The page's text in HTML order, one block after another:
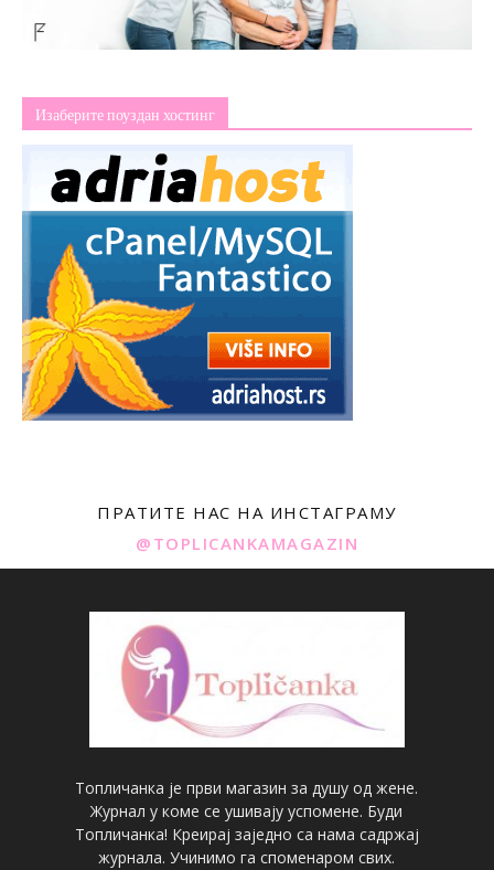
Изаберите поуздан хостинг
ПРАТИТЕ НАС НА ИНСТАГРАМУ
@TOPLICANKAMAGAZIN
Топличанка је први магазин за душу од жене.
Журнал у коме се ушивају успомене. Буди
Топличанка! Креирај заједно са нама садржај
журнала. Учинимо га споменаром свих.